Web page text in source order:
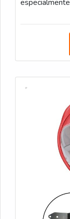
despacho
dias), além de
espelho
menor custo
produto +
em lote ou
diretas com
frete
Quando
com logística
rastreamento
entrega para